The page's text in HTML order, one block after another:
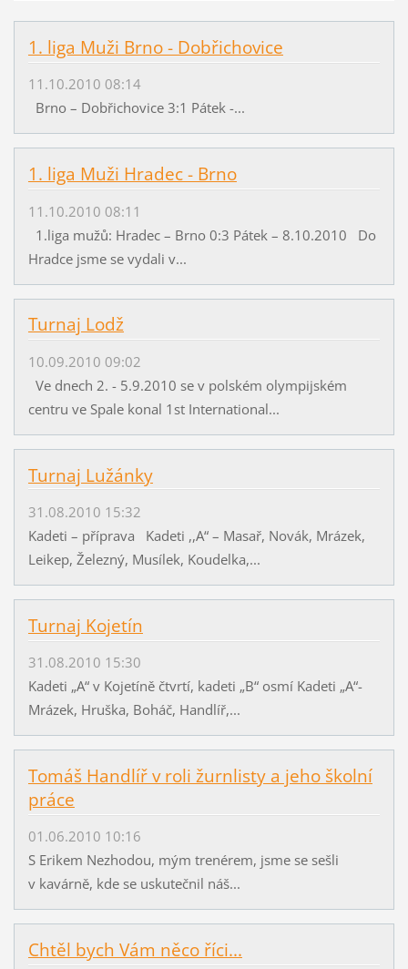
1. liga Muži Brno - Dobřichovice
11.10.2010 08:14
Brno – Dobřichovice 3:1 Pátek -...
1. liga Muži Hradec - Brno
11.10.2010 08:11
1.liga mužů: Hradec – Brno 0:3 Pátek – 8.10.2010 Do
Hradce jsme se vydali v...
Turnaj Lodž
10.09.2010 09:02
Ve dnech 2. - 5.9.2010 se v polském olympijském
centru ve Spale konal 1st International...
Turnaj Lužánky
31.08.2010 15:32
Kadeti – příprava Kadeti ,,A“ – Masař, Novák, Mrázek,
Leikep, Železný, Musílek, Koudelka,...
Turnaj Kojetín
31.08.2010 15:30
Kadeti „A“ v Kojetíně čtvrtí, kadeti „B“ osmí Kadeti „A“-
Mrázek, Hruška, Boháč, Handlíř,...
Tomáš Handlíř v roli žurnlisty a jeho školní
práce
01.06.2010 10:16
S Erikem Nezhodou, mým trenérem, jsme se sešli
v kavárně, kde se uskutečnil náš...
Chtěl bych Vám něco říci...